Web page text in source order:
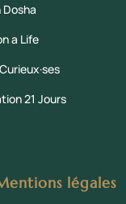
a Life
21 Jours
légales